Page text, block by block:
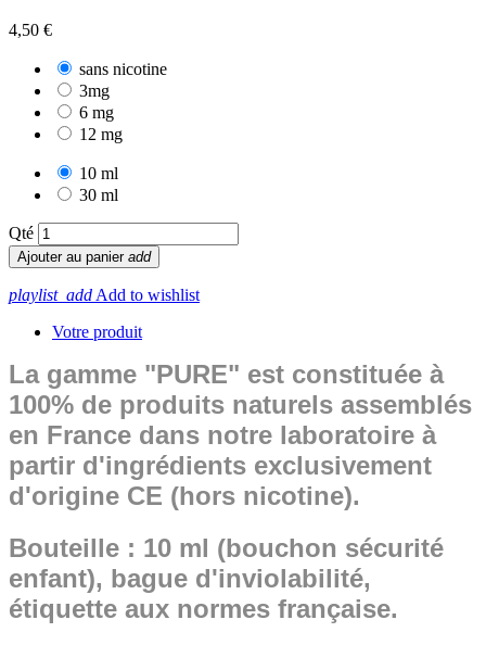
4,50 €
sans nicotine
3mg
6 mg
12 mg
10 ml
30 ml
Qté
Ajouter au panier add
playlist_add Add to wishlist
Votre produit
La gamme "PURE" est constituée à
100% de produits naturels assemblés
en France dans notre laboratoire à
partir d'ingrédients exclusivement
d'origine CE (hors nicotine).
Bouteille : 10 ml (bouchon sécurité
enfant), bague d'inviolabilité,
étiquette aux normes française.